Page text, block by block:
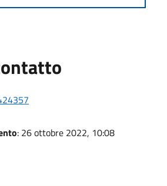
: 26 ottobre 2022, 10:08